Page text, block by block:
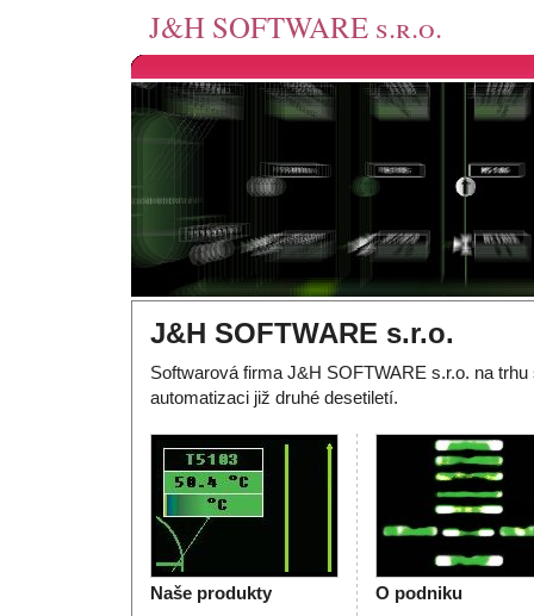
J&H SOFTWARE s.r.o.
J&H SOFTWARE s.r.o.
Softwarová firma J&H SOFTWARE s.r.o. na
automatizaci již druhé desetiletí.
Naše produkty O podniku